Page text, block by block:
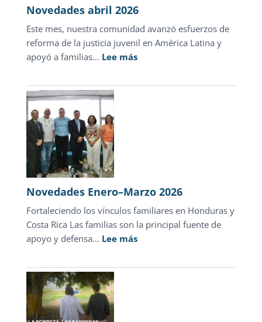
Novedades abril 2026
Este mes, nuestra comunidad avanzó esfuerzos de
reforma de la justicia juvenil en América Latina y
apoyó a familias... Lee más:
abril
Novedades Enero–Marzo 2026
Fortaleciendo los vínculos familiares en Honduras y
Costa Rica Las familias son la principal fuente de
apoyo y defensa... Lee más:
Enero–